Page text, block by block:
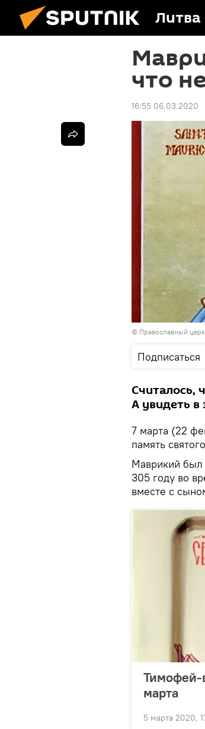
Литва
что
16:55 06.03.2020
© Православный
Подписаться
Считалось,
А увидеть в
7 марта (22
память
Мав­ри­кий был
305 году во
вместе с
Тимофей-
марта
5 марта 2020,